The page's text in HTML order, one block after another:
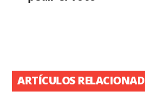
ARTÍCULOS